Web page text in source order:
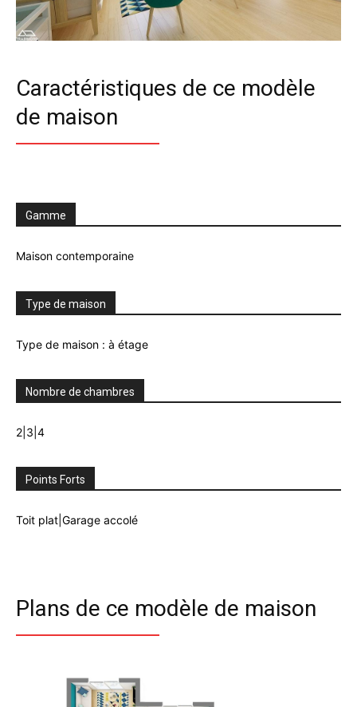
Caractéristiques de ce modèle
de maison
Gamme
Maison contemporaine
Type de maison
Type de maison : à étage
Nombre de chambres
2|3|4
Points Forts
Toit plat|Garage accolé
Plans de ce modèle de maison